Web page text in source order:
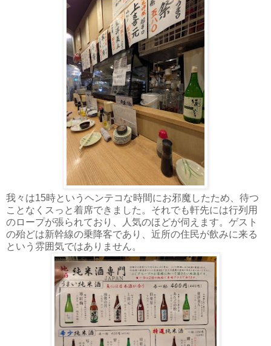
我々は15時というヘンテコな時間にお邪魔したため、待つ
ことなくスっと着席できました。それでも軒先には行列用
のロープが張られており、人気のほどが伺えます。ゲスト
の殆どは新幹線の乗降客であり、近所の住民が飲みに来る
という雰囲気ではありません。